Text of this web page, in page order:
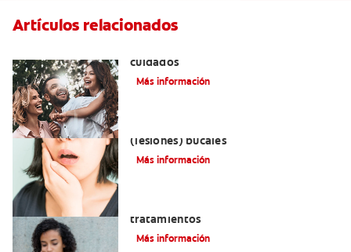
Artículos relacionados
cuidados
Más información
(lesiones) bucales
Más información
tratamientos
Más información